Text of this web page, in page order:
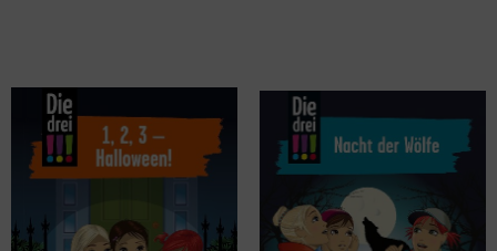
Vogel, Maja von
Vogel, Maja von
Die drei !!! 69. Nacht der Wölfe
Band 69